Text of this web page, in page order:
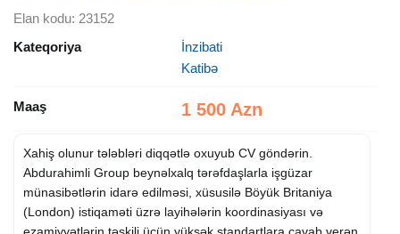
Elan kodu: 23152
Kateqoriya
İnzibati
Katibə
Maaş 1 500 Azn
Xahiş olunur tələbləri diqqətlə oxuyub CV göndərin.
Abdurahimli Group beynəlxalq tərəfdaşlarla işgüzar
münasibətlərin idarə edilməsi, xüsusilə Böyük Britaniya
(London) istiqaməti üzrə layihələrin koordinasiyası və
ezamiyyətlərin təşkili üçün yüksək standartlara cavab verən